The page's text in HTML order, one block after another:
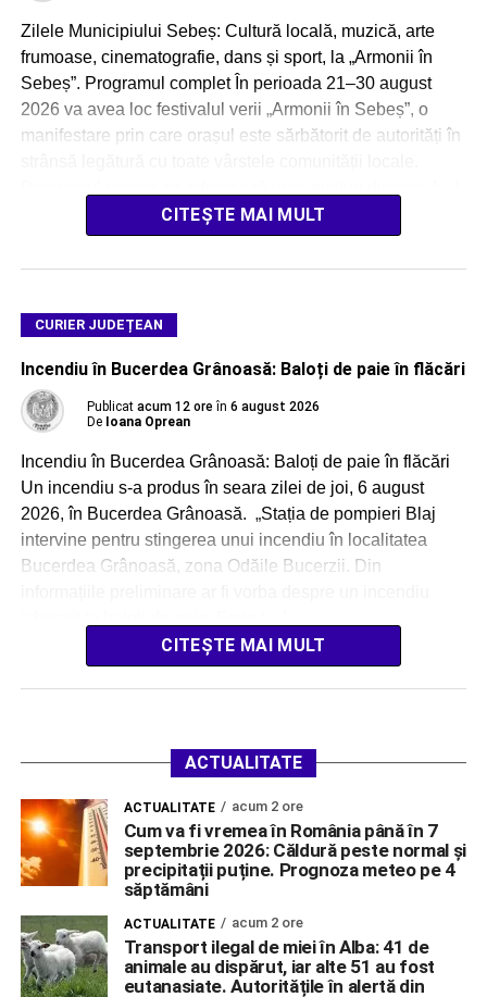
Zilele Municipiului Sebeș: Cultură locală, muzică, arte
frumoase, cinematografie, dans și sport, la „Armonii în
Sebeș”. Programul complet În perioada 21–30 august
2026 va avea loc festivalul verii „Armonii în Sebeș”, o
manifestare prin care orașul este sărbătorit de autorități în
CITEȘTE MAI MULT
CURIER JUDEȚEAN
Incendiu în Bucerdea Grânoasă: Baloți de paie în flăcări
Publicat acum 12 ore în 6 august 2026
De Ioana Oprean
Incendiu în Bucerdea Grânoasă: Baloți de paie în flăcări
Un incendiu s-a produs în seara zilei de joi, 6 august
2026, în Bucerdea Grânoasă. „Stația de pompieri Blaj
intervine pentru stingerea unui incendiu în localitatea
Bucerdea Grânoasă, zona Odăile Bucerzii. Din
CITEȘTE MAI MULT
ACTUALITATE
ACTUALITATE acum 2 ore
Cum va fi vremea în România până în 7
septembrie 2026: Căldură peste normal și
precipitații puține. Prognoza meteo pe 4
săptămâni
ACTUALITATE acum 2 ore
Transport ilegal de miei în Alba: 41 de
animale au dispărut, iar alte 51 au fost
eutanasiate. Autoritățile în alertă din